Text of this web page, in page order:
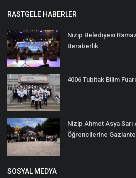
RASTGELE HABERLER
Nizip Belediyesi
Beraberlik...
4006 Tubitak Bilim Fuarı
Nizip Ahmet Asya Sarı
Öğrencilerine
SOSYAL MEDYA